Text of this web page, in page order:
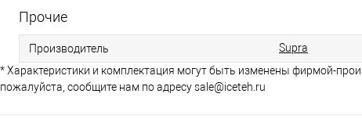
Прочие
Производитель
Supra
* Характеристики и комплектация могут быть изменены фирмой-
пожалуйста, сообщите нам по адресу sale@iceteh.ru